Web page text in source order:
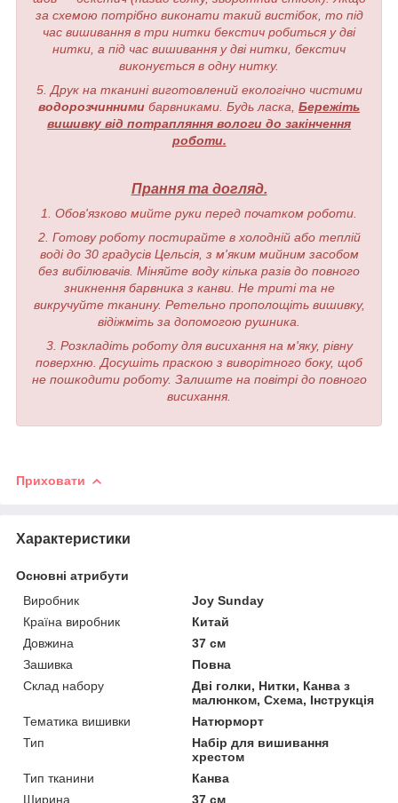
за схемою потрібно виконати такий вистібок, то під
час вишивання в три нитки бекстич робиться у дві
нитки, а під час вишивання у дві нитки, бекстич
виконується в одну нитку.
5. Друк на тканині виготовлений екологічно чистими
водорозчинними барвниками. Будь ласка, Бережіть
вишивку від потрапляння вологи до закінчення
роботи.
Прання та догляд.
1. Обов'язково мийте руки перед початком роботи.
2. Готову роботу постирайте в холодній або теплій
воді до 30 градусів Цельсія, з м'яким мийним засобом
без вибілювачів. Міняйте воду кілька разів до повного
зникнення барвника з канви. Не триті та не
викручуйте тканину. Ретельно прополощіть вишивку,
відіжміть за допомогою рушника.
3. Розкладіть роботу для висихання на м'яку, рівну
поверхню. Досушіть праскою з виворітного боку, щоб
не пошкодити роботу. Залиште на повітрі до повного
висихання.
Приховати
Характеристики
Основні атрибути
Виробник
Joy Sunday
Країна виробник
Китай
Довжина
37 см
Зашивка
Повна
Склад набору
Дві голки, Нитки, Канва з
малюнком, Схема, Інструкція
Тематика вишивки
Натюрморт
Тип
Набір для вишивання
хрестом
Тип тканини
Канва
Ширина
37 см